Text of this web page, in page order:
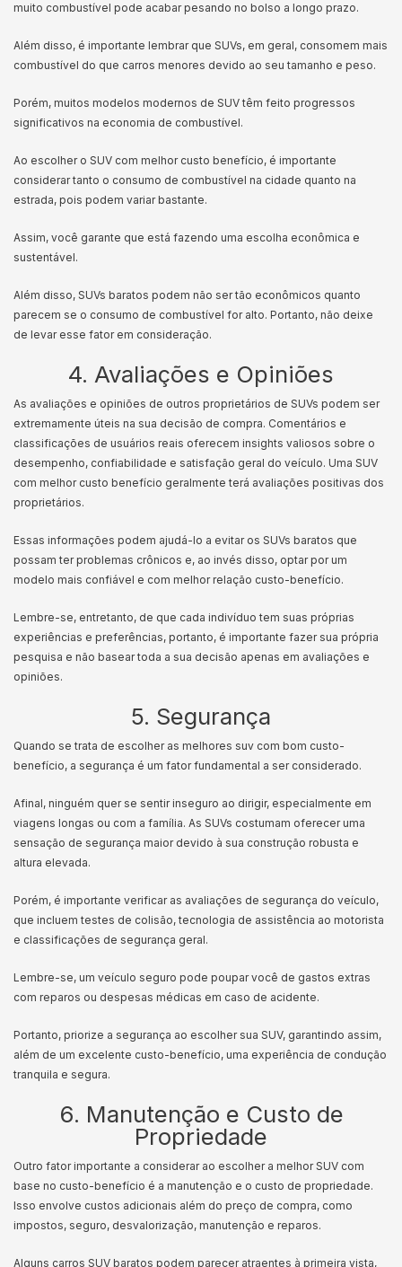
muito combustível pode acabar pesando no bolso a longo prazo.
Além disso, é importante lembrar que SUVs, em geral, consomem mais
combustível do que carros menores devido ao seu tamanho e peso.
Porém, muitos modelos modernos de SUV têm feito progressos
significativos na economia de combustível.
Ao escolher o SUV com melhor custo benefício, é importante
considerar tanto o consumo de combustível na cidade quanto na
estrada, pois podem variar bastante.
Assim, você garante que está fazendo uma escolha econômica e
sustentável.
Além disso, SUVs baratos podem não ser tão econômicos quanto
parecem se o consumo de combustível for alto. Portanto, não deixe
de levar esse fator em consideração.
4. Avaliações e Opiniões
As avaliações e opiniões de outros proprietários de SUVs podem ser
extremamente úteis na sua decisão de compra. Comentários e
classificações de usuários reais oferecem insights valiosos sobre o
desempenho, confiabilidade e satisfação geral do veículo. Uma SUV
com melhor custo benefício geralmente terá avaliações positivas dos
proprietários.
Essas informações podem ajudá-lo a evitar os SUVs baratos que
possam ter problemas crônicos e, ao invés disso, optar por um
modelo mais confiável e com melhor relação custo-benefício.
Lembre-se, entretanto, de que cada indivíduo tem suas próprias
experiências e preferências, portanto, é importante fazer sua própria
pesquisa e não basear toda a sua decisão apenas em avaliações e
opiniões.
5. Segurança
Quando se trata de escolher as melhores suv com bom custo-
benefício, a segurança é um fator fundamental a ser considerado.
Afinal, ninguém quer se sentir inseguro ao dirigir, especialmente em
viagens longas ou com a família. As SUVs costumam oferecer uma
sensação de segurança maior devido à sua construção robusta e
altura elevada.
Porém, é importante verificar as avaliações de segurança do veículo,
que incluem testes de colisão, tecnologia de assistência ao motorista
e classificações de segurança geral.
Lembre-se, um veículo seguro pode poupar você de gastos extras
com reparos ou despesas médicas em caso de acidente.
Portanto, priorize a segurança ao escolher sua SUV, garantindo assim,
além de um excelente custo-benefício, uma experiência de condução
tranquila e segura.
6. Manutenção e Custo de
Propriedade
Outro fator importante a considerar ao escolher a melhor SUV com
base no custo-benefício é a manutenção e o custo de propriedade.
Isso envolve custos adicionais além do preço de compra, como
impostos, seguro, desvalorização, manutenção e reparos.
Alguns carros SUV baratos podem parecer atraentes à primeira vista,